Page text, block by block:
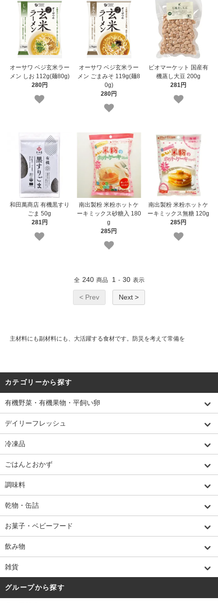
オーサワ ベジ玄米ラー
メン しお 112g(麺80g)
280円
オーサワ ベジ玄米ラー
メン ごまみそ 119g(麺8
0g)
280円
ビオマーケット 国産有
機蒸し大豆 200g
281円
和田萬商店 有機黒すり
ごま 50g
281円
南出製粉 米粉ホットケ
ーキミックス砂糖入 180
g
285円
南出製粉 米粉ホットケ
ーキミックス無糖 120g
285円
全 240 商品 1 - 30 表示
< Prev Next >
主材料にも副材料にも、大活躍する食材です。防災を考えて常備を
カテゴリーから探す
有機野菜・有機果物・平飼い卵
デイリーフレッシュ
冷凍品
ごはんとおかず
調味料
乾物・缶詰
お菓子・ベビーフード
飲み物
雑貨
グループから探す